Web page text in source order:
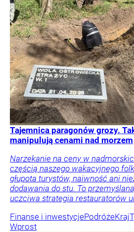
Tajemnica paragonów grozy.
manipulują cenami nad morzem
Narzekanie na ceny w
częścią naszego wakacyjnego
głupota turystów, naiwność ani
dodawania do stu. To
uczciwa strategia restauratorów
Finanse i inwestycjePodróżeKraj
Wprost